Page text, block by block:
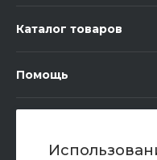
Каталог товаров
Помощь